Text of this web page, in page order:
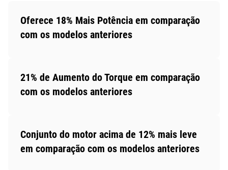
Oferece 18% Mais Potência em comparação
com os modelos anteriores
21% de Aumento do Torque em comparação
com os modelos anteriores
Conjunto do motor acima de 12% mais leve
em comparação com os modelos anteriores